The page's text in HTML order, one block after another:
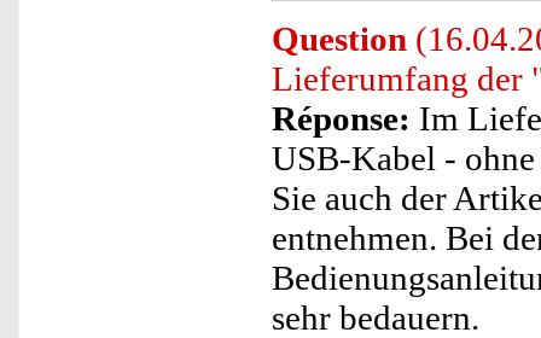
Question
Lieferumfang der
Réponse: Im
USB-Kabel -
Sie auch der
entnehmen. Bei
sehr bedauern.